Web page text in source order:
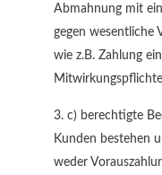
Abmahnung mit
gegen wesentliche
wie z.B. Zahlung
c) berechtigte
Kunden bestehen
weder